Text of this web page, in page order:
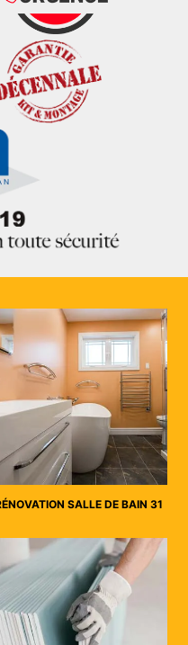
SALLE DE BAIN 31